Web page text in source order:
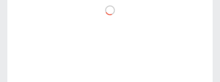
DO KOSZYKA